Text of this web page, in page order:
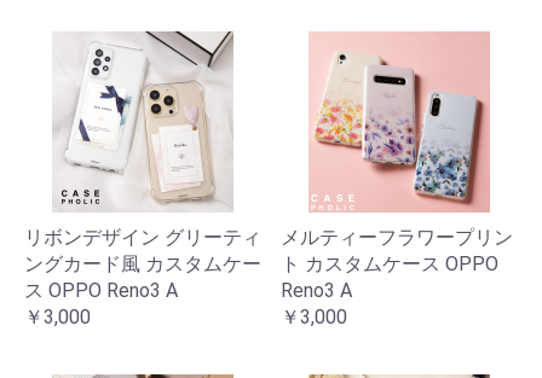
リボンデザイン グリーティ
ングカード風 カスタムケー
ス OPPO Reno3 A
￥3,000
メルティーフラワープリン
ト カスタムケース OPPO
Reno3 A
￥3,000